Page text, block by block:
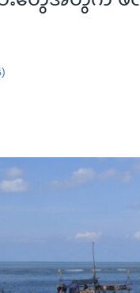
တိုင်း
ာမယ်
ဒီယံ
ပ်စာ
း
ချက်အလက်များ
ျား